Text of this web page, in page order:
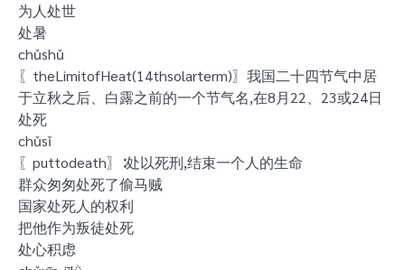
为人处世
处暑
chǔshǔ
〖theLimitofHeat(14thsolarterm)〗我国二十四节气中居
于立秋之后、白露之前的一个节气名,在8月22、23或24日
处死
chǔsǐ
〖puttodeath〗∶处以死刑,结束一个人的生命
群众匆匆处死了偷马贼
国家处死人的权利
把他作为叛徒处死
处心积虑